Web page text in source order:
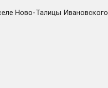
Ново-Талицы Ивановского